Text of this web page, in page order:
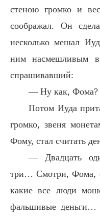
стеною громко и
соображал. Он
несколько мешал
ним насмешливым
спрашивавший:
— Ну как, Фома?
Потом Иуда
громко, звеня
Фому, стал считать
— Двадцать
три… Смотри, Фома,
какие все люди
фальшивые